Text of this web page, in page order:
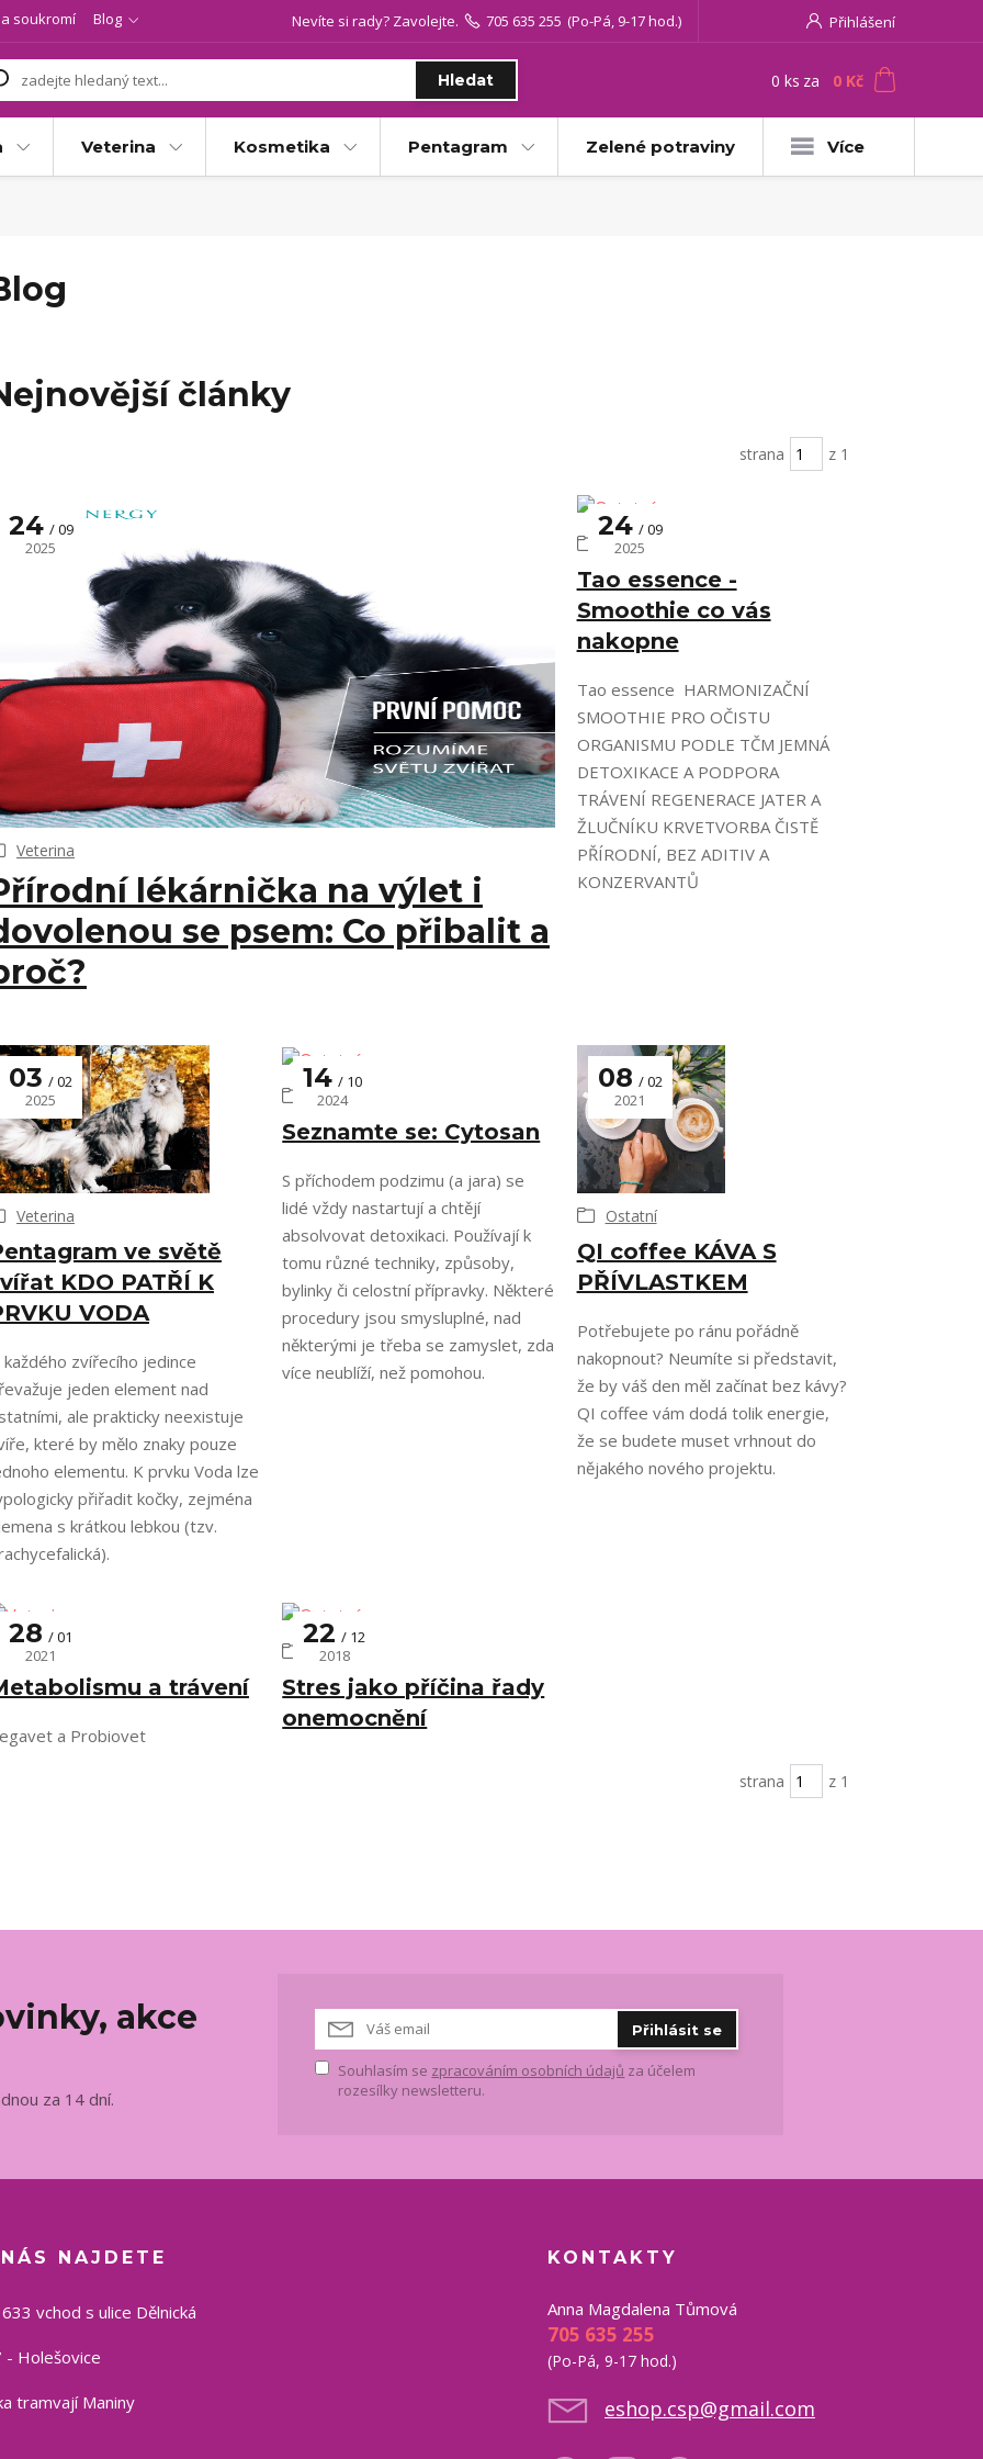
soukromí Blog Přihlášení
Hledat
Nevíte si rady? Zavolejte. 705 635 255 (Po-Pá, 9-17 hod.)
0 ks za 0 Kč
Veterina Kosmetika Pentagram Zelené potraviny Více
články
strana z 1
lékárnička na výlet i
se psem: Co přibalit a
24
09
2025
Veterina
Tao essence -
Smoothie co vás
nakopne
24
09
2025
Ostatní
Tao essence HARMONIZAČNÍ
SMOOTHIE PRO OČISTU
ORGANISMU PODLE TČM JEMNÁ
DETOXIKACE A PODPORA
TRÁVENÍ REGENERACE JATER A
ŽLUČNÍKU KRVETVORBA ČISTĚ
PŘÍRODNÍ, BEZ ADITIV A
KONZERVANTŮ
ve světě
KDO PATŘÍ K
VODA
03
02
2025
Veterina
každého zvířecího jedince
jeden element nad
ale prakticky neexistuje
které by mělo znaky pouze
elementu. K prvku Voda lze
přiřadit kočky, zejména
s krátkou lebkou (tzv.
Seznamte se: Cytosan
14
10
2024
Ostatní
S příchodem podzimu (a jara) se
lidé vždy nastartují a chtějí
absolvovat detoxikaci. Používají k
tomu různé techniky, způsoby,
bylinky či celostní přípravky. Některé
procedury jsou smysluplné, nad
některými je třeba se zamyslet, zda
více neublíží, než pomohou.
QI coffee KÁVA S
PŘÍVLASTKEM
08
02
2021
Ostatní
Potřebujete po ránu pořádně
nakopnout? Neumíte si představit,
že by váš den měl začínat bez kávy?
QI coffee vám dodá tolik energie,
že se budete muset vrhnout do
nějakého nového projektu.
a trávení
28
01
2021
Veterina
a Probiovet
Stres jako příčina řady
onemocnění
22
12
2018
Ostatní
strana z 1
akce
za 14 dní.
Přihlásit se
Souhlasím se zpracováním osobních údajů za účelem
rozesílky newsletteru.
NAJDETE
vchod s ulice Dělnická
- Holešovice
tramvají Maniny
KONTAKTY
Anna Magdalena Tůmová
705 635 255
(Po-Pá, 9-17 hod.)
eshop.csp@gmail.com